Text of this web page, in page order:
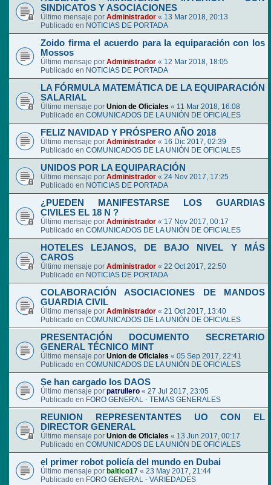
SINDICATOS Y ASOCIACIONES
Último mensaje por Administrador « 13 Mar 2018, 20:13
Publicado en NOTICIAS DE PORTADA
Zoido firma el acuerdo para la equiparación con los
Mossos
Último mensaje por Administrador « 12 Mar 2018, 18:05
Publicado en NOTICIAS DE PORTADA
LA FÓRMULA MATEMÁTICA DE LA EQUIPARACIÓN
SALARIAL
Último mensaje por Union de Oficiales « 11 Mar 2018, 16:08
Publicado en COMUNICADOS DE LA UNIÓN DE OFICIALES
FELIZ NAVIDAD Y PRÓSPERO AÑO 2018
Último mensaje por Administrador « 16 Dic 2017, 02:39
Publicado en COMUNICADOS DE LA UNIÓN DE OFICIALES
UNIDOS POR LA EQUIPARACIÓN
Último mensaje por Administrador « 24 Nov 2017, 17:25
Publicado en NOTICIAS DE PORTADA
¿PUEDEN MANIFESTARSE LOS GUARDIAS
CIVILES EL 18 N ?
Último mensaje por Administrador « 17 Nov 2017, 00:17
Publicado en COMUNICADOS DE LA UNIÓN DE OFICIALES
HOTELES LEJANOS, DE BAJO NIVEL Y MÁS
CAROS
Último mensaje por Administrador « 22 Oct 2017, 22:50
Publicado en NOTICIAS DE PORTADA
COLABORACIÓN ASOCIACIONES DE MANDOS
GUARDIA CIVIL
Último mensaje por Administrador « 21 Oct 2017, 13:40
Publicado en COMUNICADOS DE LA UNIÓN DE OFICIALES
PRESENTACIÓN DOCUMENTO SECRETARIO
GENERAL TÉCNICO MINT
Último mensaje por Union de Oficiales « 05 Sep 2017, 22:41
Publicado en COMUNICADOS DE LA UNIÓN DE OFICIALES
Se han cargado los DAOS
Último mensaje por patrullero « 27 Jul 2017, 23:05
Publicado en FORO GENERAL - TEMAS GENERALES
REUNION REPRESENTANTES UO CON EL
DIRECTOR GENERAL
Último mensaje por Union de Oficiales « 13 Jun 2017, 00:17
Publicado en COMUNICADOS DE LA UNIÓN DE OFICIALES
el primer robot policía del mundo en Dubai
Último mensaje por baltico17 « 23 May 2017, 21:44
Publicado en FORO GENERAL - VARIEDADES